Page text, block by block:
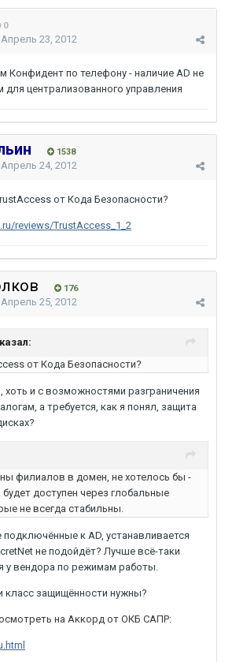
0
Апрель 23, 2012
Конфидент по телефону - наличие AD не
централизованного управления
1538
Апрель 24, 2012
от Кода Безопасности?
reviews/TrustAccess_1_2
176
Апрель 25, 2012
от Кода Безопасности?
и с возможностями разграничения
а требуется, как я понял, защита
филиалов в домен, не хотелось бы -
доступен через глобальные
не всегда стабильны.
подключённые к AD, устанавливается
не подойдёт? Лучше всё-таки
у вендора по режимам работы.
класс защищённости нужны?
на Аккорд от ОКБ САПР: